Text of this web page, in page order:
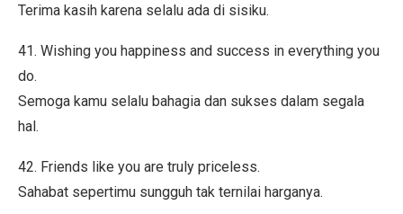
Terima kasih karena selalu ada di sisiku.
41. Wishing you happiness and success in everything you
do.
Semoga kamu selalu bahagia dan sukses dalam segala
hal.
42. Friends like you are truly priceless.
Sahabat sepertimu sungguh tak ternilai harganya.